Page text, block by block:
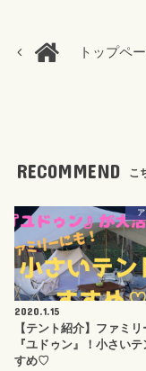
トップペ
RECOMMEND こ
2020.1.15
【テント紹介】ファミリ
『ユドゥン』！小さい
すめ♡